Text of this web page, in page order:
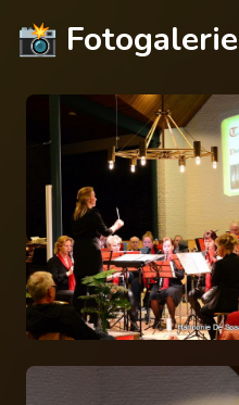
📸 Fotogalerie